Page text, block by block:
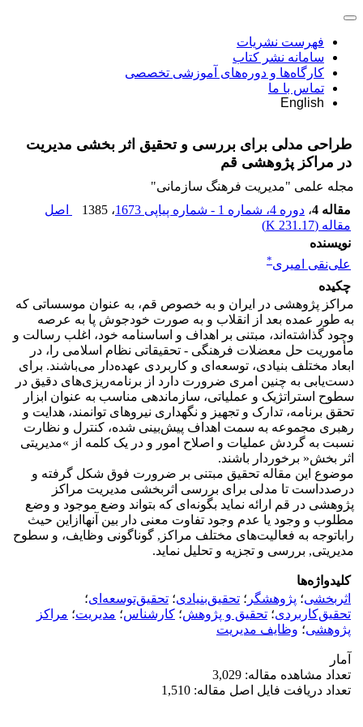
فهرست نشریات
سامانه نشر کتاب
کارگاه‌ها و دوره‌های آموزشی تخصصی
تماس با ما
English
طراحی مدلی برای بررسی و تحقیق اثر بخشی مدیریت
در مراکز پژوهشی قم
مجله علمی "مدیریت فرهنگ سازمانی"
مقاله 4
، دوره 4، شماره 1 - شماره پیاپی 1673 ، 1385
اصل
مقاله (231.17 K
)
نویسنده
علی‌نقی امیری*
چکیده
مراکز پژوهشی در ایران و به خصوص قم، به عنوان موسساتی که
به طور عمده بعد از انقلاب و به صورت خودجوش پا به عرصه
وجود گذاشته‌اند، مبتنی بر اهداف و اساسنامه خود، اغلب رسالت و
مأموریت حل معضلات فرهنگی - تحقیقاتی نظام اسلامی را، در
ابعاد مختلف بنیادی، توسعه‌ای و کاربردی عهده‌دار می‌باشند. برای
دست‌یابی به چنین امری ضرورت دارد از برنامه‌ریزی‌های دقیق در
سطوح استراتژیک و عملیاتی، سازماندهی مناسب به عنوان ابزار
تحقق برنامه، تدارک و تجهیز و نگهداری نیروهای توانمند، هدایت و
رهبری مجموعه به سمت اهداف پیش‌بینی شده، کنترل و نظارت
نسبت به گردش عملیات و اصلاح امور و در یک کلمه از »مدیریتی
اثر بخش« برخوردار باشند.
موضوع این مقاله تحقیق مبتنی بر ضرورت فوق شکل گرفته و
درصدداست تا مدلی برای بررسی اثربخشی مدیریت مراکز
پژوهشی در قم ارائه نماید بگونه‌ای که بتواند وضع موجود و وضع
مطلوب و وجود یا عدم وجود تفاوت معنی دار بین آنهاازاین حیث
راباتوجه به فعالیت‌های مختلف مراکز, گوناگونی وظایف، و سطوح
مدیریتی, بررسی و تجزیه و تحلیل نماید.
کلیدواژه‌ها
اثر‌بخشی؛ پژوهشگر ؛ تحقیق‌بنیادی؛ تحقیق‌توسعه‌ای؛
تحقیق‌کاربردی؛ تحقیق و پژوهش؛ کارشناس؛ مدیریت؛ مراکز
پژوهشی؛ وظایف مدیریت
آمار
تعداد مشاهده مقاله: 3,029
تعداد دریافت فایل اصل مقاله: 1,510